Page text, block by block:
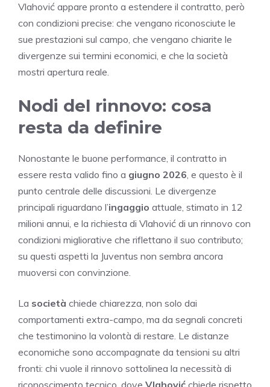
Vlahović appare pronto a estendere il contratto, però
con condizioni precise: che vengano riconosciute le
sue prestazioni sul campo, che vengano chiarite le
divergenze sui termini economici, e che la società
mostri apertura reale.
Nodi del rinnovo: cosa
resta da definire
Nonostante le buone performance, il contratto in
essere resta valido fino a giugno 2026, e questo è il
punto centrale delle discussioni. Le divergenze
principali riguardano l’ingaggio attuale, stimato in 12
milioni annui, e la richiesta di Vlahović di un rinnovo con
condizioni migliorative che riflettano il suo contributo;
su questi aspetti la Juventus non sembra ancora
muoversi con convinzione.
La società chiede chiarezza, non solo dai
comportamenti extra-campo, ma da segnali concreti
che testimonino la volontà di restare. Le distanze
economiche sono accompagnate da tensioni su altri
fronti: chi vuole il rinnovo sottolinea la necessità di